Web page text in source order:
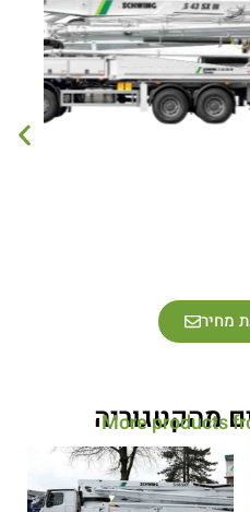
מהקטגוריה
More products